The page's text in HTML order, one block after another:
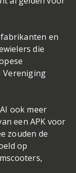
en
die
Vereniging
ook meer
een APK voor
zouden de
op